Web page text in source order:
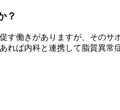
？
す働きがありますが、その
ば内科と連携して脂質異常